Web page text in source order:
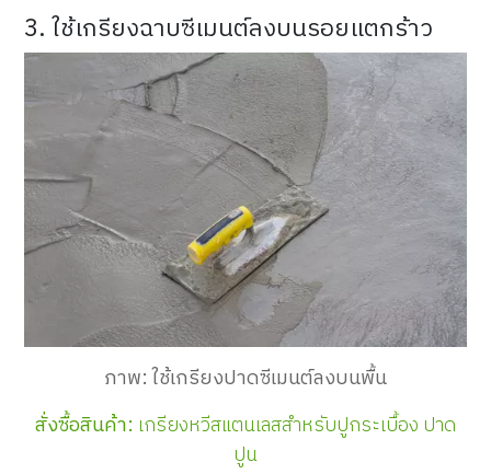
3. ใช้เกรียงฉาบซีเมนต์ลงบนรอยแตกร้าว
ภาพ: ใช้เกรียงปาดซีเมนต์ลงบนพื้น
สั่งซื้อสินค้า: เกรียงหวีสแตนเลสสำหรับปูกระเบื้อง ปาด
ปูน